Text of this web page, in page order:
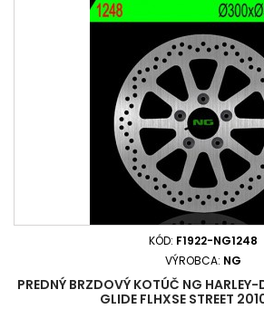
KÓD: F1922-NG1248
VÝROBCA: NG
PREDNÝ BRZDOVÝ KOTÚČ NG
GLIDE FLHXSE STREET